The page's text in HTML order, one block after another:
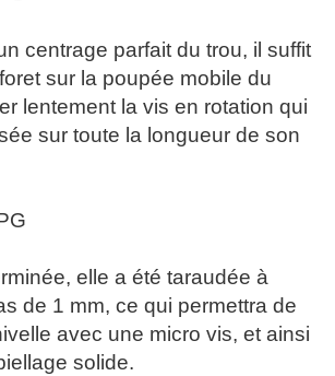
centrage parfait du trou, il suffit
sur la poupée mobile du
lentement la vis en rotation qui
sur toute la longueur de son
elle a été taraudée à
de 1 mm, ce qui permettra de
avec une micro vis, et ainsi
solide.